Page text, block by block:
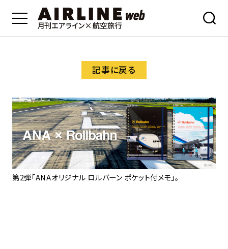
記事に戻る
第2弾「ANAオリジナル ロルバーン ポケット付メモ」。